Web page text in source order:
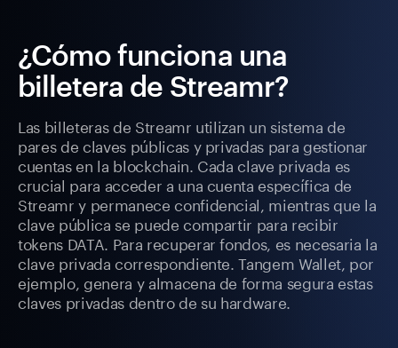
¿Cómo funciona una
billetera de Streamr?
Las billeteras de Streamr utilizan un sistema de
pares de claves públicas y privadas para gestionar
cuentas en la blockchain. Cada clave privada es
crucial para acceder a una cuenta específica de
Streamr y permanece confidencial, mientras que la
clave pública se puede compartir para recibir
tokens DATA. Para recuperar fondos, es necesaria la
clave privada correspondiente. Tangem Wallet, por
ejemplo, genera y almacena de forma segura estas
claves privadas dentro de su hardware.